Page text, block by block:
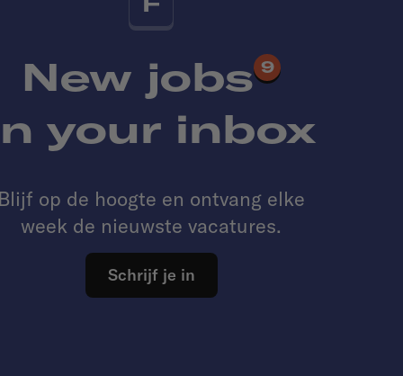
New jobs 9
your inbox
op de hoogte en ontvang elke
week de nieuwste vacatures.
Schrijf je in